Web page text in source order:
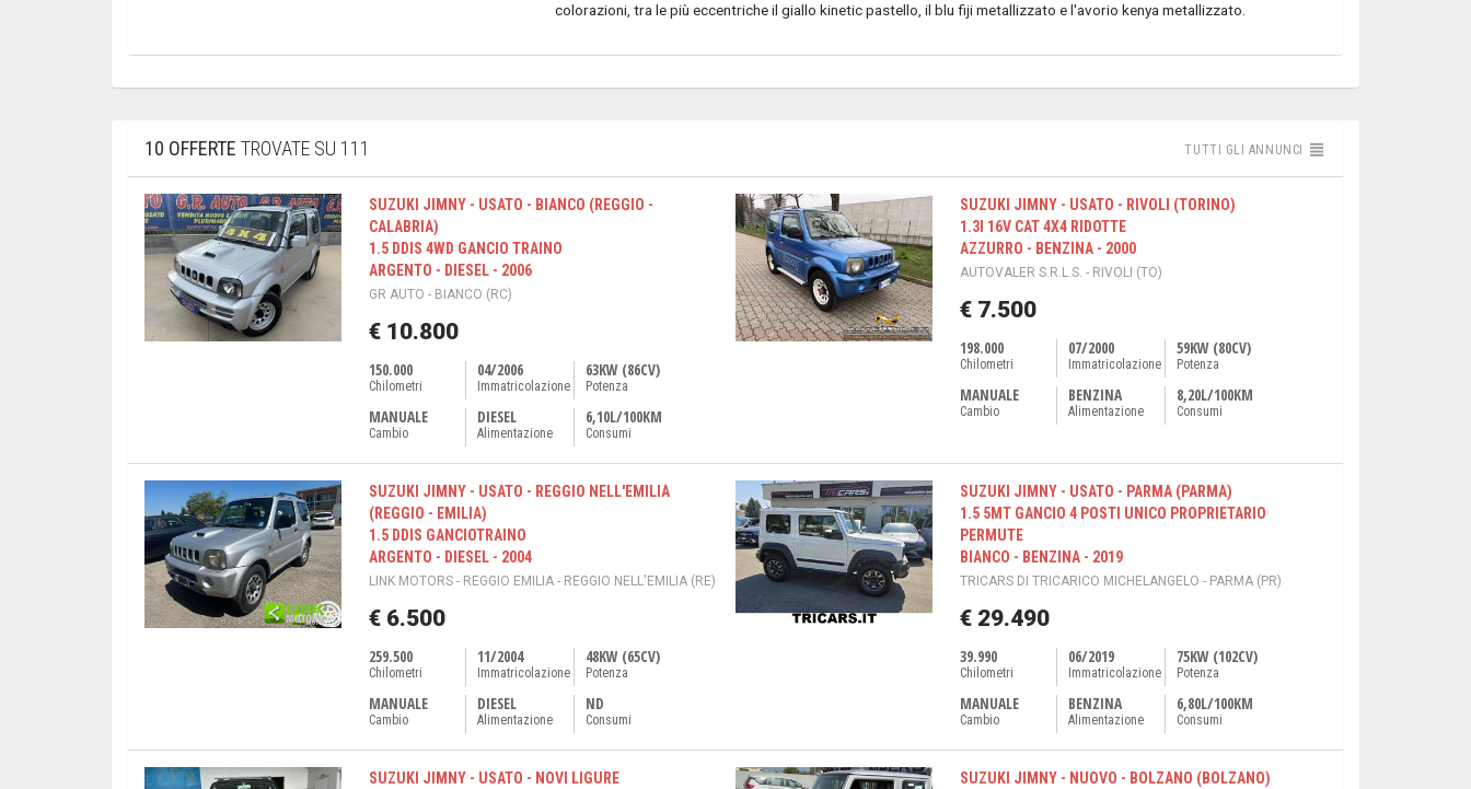
colorazioni, tra le più eccentriche il giallo kinetic pastello, il blu fiji metallizzato e l'avorio kenya metallizzato.
10 OFFERTE TROVATE SU 111 TUTTI GLI ANNUNCI
SUZUKI JIMNY - USATO - BIANCO (REGGIO -
CALABRIA)
1.5 DDIS 4WD GANCIO TRAINO
ARGENTO - DIESEL - 2006
GR AUTO - BIANCO (RC)
€ 10.800
150.000
Chilometri
04/2006
Immatricolazione
63KW (86CV)
Potenza
MANUALE
Cambio
DIESEL
Alimentazione
6,10L/100KM
Consumi
SUZUKI JIMNY - USATO - RIVOLI (TORINO)
1.3I 16V CAT 4X4 RIDOTTE
AZZURRO - BENZINA - 2000
AUTOVALER S.R.L.S. - RIVOLI (TO)
€ 7.500
198.000
Chilometri
07/2000
Immatricolazione
59KW (80CV)
Potenza
MANUALE
Cambio
BENZINA
Alimentazione
8,20L/100KM
Consumi
SUZUKI JIMNY - USATO - REGGIO NELL'EMILIA
(REGGIO - EMILIA)
1.5 DDIS GANCIOTRAINO
ARGENTO - DIESEL - 2004
LINK MOTORS - REGGIO EMILIA - REGGIO NELL'EMILIA (RE)
€ 6.500
259.500
Chilometri
11/2004
Immatricolazione
48KW (65CV)
Potenza
MANUALE
Cambio
DIESEL
Alimentazione
ND
Consumi
SUZUKI JIMNY - USATO - PARMA (PARMA)
1.5 5MT GANCIO 4 POSTI UNICO PROPRIETARIO
PERMUTE
BIANCO - BENZINA - 2019
TRICARS DI TRICARICO MICHELANGELO - PARMA (PR)
€ 29.490
39.990
Chilometri
06/2019
Immatricolazione
75KW (102CV)
Potenza
MANUALE
Cambio
BENZINA
Alimentazione
6,80L/100KM
Consumi
SUZUKI JIMNY - USATO - NOVI LIGURE
SUZUKI JIMNY - NUOVO - BOLZANO (BOLZANO)